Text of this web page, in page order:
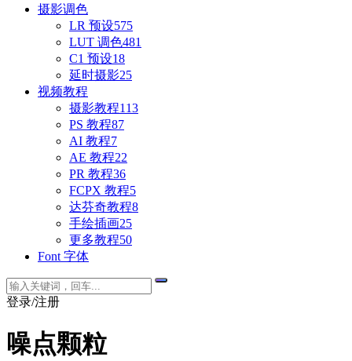
摄影调色
LR 预设575
LUT 调色481
C1 预设18
延时摄影25
视频教程
摄影教程113
PS 教程87
AI 教程7
AE 教程22
PR 教程36
FCPX 教程5
达芬奇教程8
手绘插画25
更多教程50
Font 字体
登录/注册
噪点颗粒